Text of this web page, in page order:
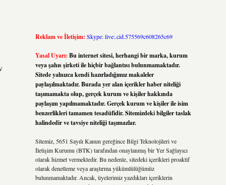
Reklam ve İletişim: Skype: live:.cid.575569c608265c69
Yasal Uyarı: Bu internet sitesi, herhangi bir marka, kurum
veya şahıs şirketi ile hiçbir bağlantısı bulunmamaktadır.
Sitede yalnızca kendi hazırladığımız makaleler
paylaşılmaktadır. Burada yer alan içerikler haber niteliği
taşımamakta olup, gerçek kurum ve kişiler hakkında
paylaşım yapılmamaktadır. Gerçek kurum ve kişiler ile isim
benzerlikleri tamamen tesadüfidir. Sitemizdeki bilgiler taslak
halindedir ve tavsiye niteliği taşımazlar.
Sitemiz, 5651 Sayılı Kanun gereğince Bilgi Teknolojileri ve
İletişim Kurumu (BTK) tarafından onaylanmış bir Yer Sağlayıcı
olarak hizmet vermektedir. Bu nedenle, sitedeki içerikleri proaktif
olarak denetleme veya araştırma yükümlülüğümüz
bulunmamaktadır. Ancak, üyelerimiz yazdıkları içeriklerin